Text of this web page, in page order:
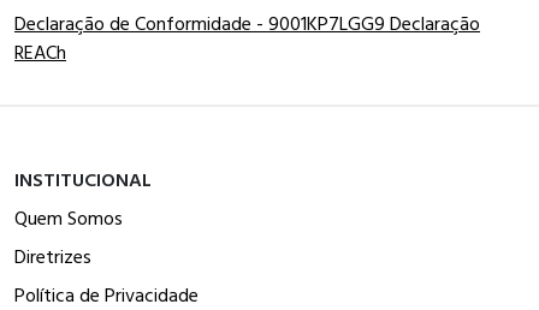
Declaração de Conformidade - 9001KP7LGG9 Declaração
REACh
INSTITUCIONAL
Quem Somos
Diretrizes
Política de Privacidade